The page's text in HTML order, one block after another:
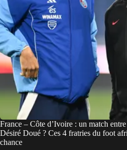
France – Côte d’Ivoire : un match
Désiré Doué ? Ces 4 fratries du foot
chance